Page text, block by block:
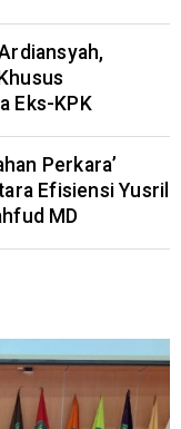
Eks-KPK
Perkara’
Efisiensi Yusril
MD